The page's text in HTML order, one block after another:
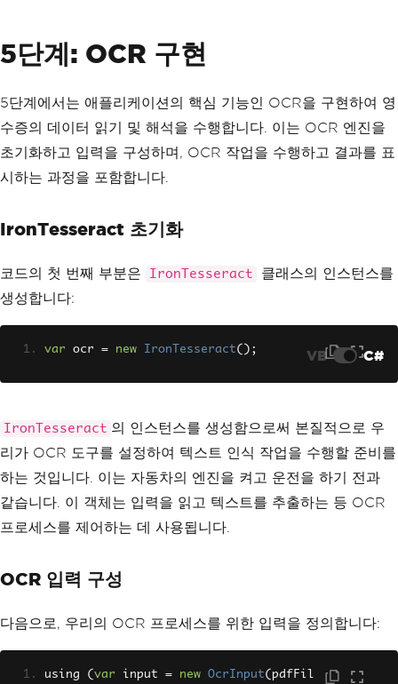
5단계: OCR 구현
5단계에서는 애플리케이션의 핵심 기능인 OCR을 구현하여 영
수증의 데이터 읽기 및 해석을 수행합니다. 이는 OCR 엔진을
초기화하고 입력을 구성하며, OCR 작업을 수행하고 결과를 표
시하는 과정을 포함합니다.
IronTesseract 초기화
코드의 첫 번째 부분은 IronTesseract
클래스의 인스턴스를
생성합니다:
var ocr = new IronTesseract(); VB C#
IronTesseract 의 인스턴스를 생성함으로써 본질적으로 우
리가 OCR 도구를 설정하여 텍스트 인식 작업을 수행할 준비를
하는 것입니다. 이는 자동차의 엔진을 켜고 운전을 하기 전과
같습니다. 이 객체는 입력을 읽고 텍스트를 추출하는 등 OCR
프로세스를 제어하는 데 사용됩니다.
OCR 입력 구성
다음으로, 우리의 OCR 프로세스를 위한 입력을 정의합니다:
using ( var input = new OcrInput( pdfFil